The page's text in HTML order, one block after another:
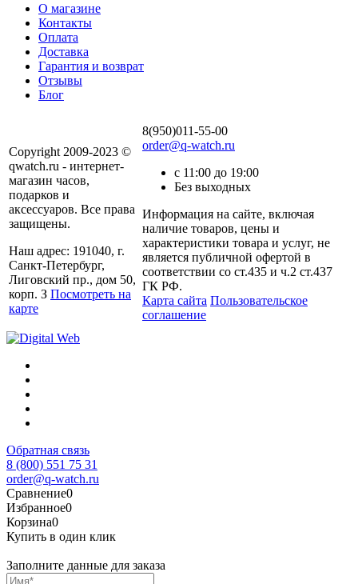
О магазине
Контакты
Оплата
Доставка
Гарантия и возврат
Отзывы
Блог
Copyright 2009-2023 ©
qwatch.ru - интернет-
магазин часов,
подарков и
аксессуаров. Все права
защищены.
Наш адрес: 191040, г.
Санкт-Петербург,
Лиговский пр., дом 50,
корп. З Посмотреть на
карте
8(950)011-55-00
order@q-watch.ru
с 11:00 до 19:00
Без выходных
Информация на сайте, включая
наличие товаров, цены и
характеристики товара и услуг, не
является публичной офертой в
соответствии со ст.435 и ч.2 ст.437
ГК РФ.
Карта сайта Пользовательское
соглашение
Обратная связь
8 (800) 551 75 31
order@q-watch.ru
Сравнение0
Избранное0
Корзина0
Купить в один клик
Заполните данные для заказа